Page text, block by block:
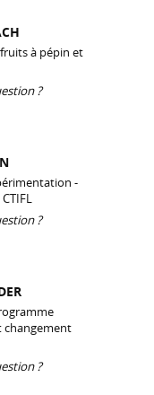
à pépin et
?
-
?
changement
?